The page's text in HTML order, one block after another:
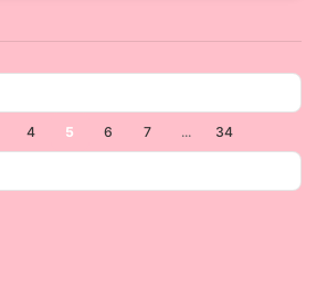
4 5 6 7 ... 34